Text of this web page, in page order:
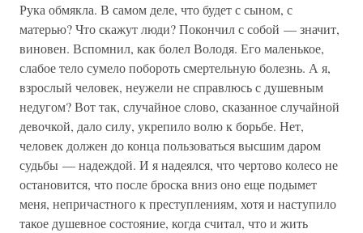
Рука обмякла. В самом деле, что будет с сыном, с
матерью? Что скажут люди? Покончил с собой — значит,
виновен. Вспомнил, как болел Володя. Его маленькое,
слабое тело сумело побороть смертельную болезнь. А я,
взрослый человек, неужели не справлюсь с душевным
недугом? Вот так, случайное слово, сказанное случайной
девочкой, дало силу, укрепило волю к борьбе. Нет,
человек должен до конца пользоваться высшим даром
судьбы — надеждой. И я надеялся, что чертово колесо не
остановится, что после броска вниз оно еще подымет
меня, непричастного к преступлениям, хотя и наступило
такое душевное состояние, когда считал, что и жить